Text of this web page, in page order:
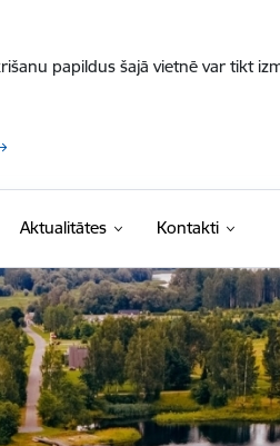
papildus šajā vietnē var tikt
Aktualitātes Kontakti